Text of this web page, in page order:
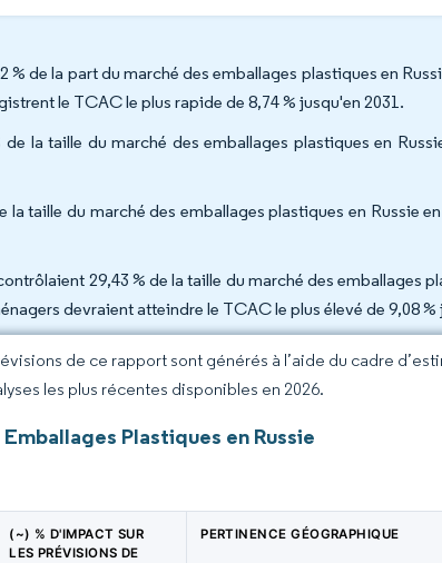
de la part du marché des emballages plastiques en
le TCAC le plus rapide de 8,74 % jusqu'en 2031.
la taille du marché des emballages plastiques en
taille du marché des emballages plastiques en Russie
29,43 % de la taille du marché des emballages
devraient atteindre le TCAC le plus élevé de 9,08 %
de ce rapport sont générés à l’aide du cadre
les plus récentes disponibles en 2026.
Plastiques en Russie
(~) % D'IMPACT SUR
LES PRÉVISIONS DE
PERTINENCE GÉOGRAPHIQUE